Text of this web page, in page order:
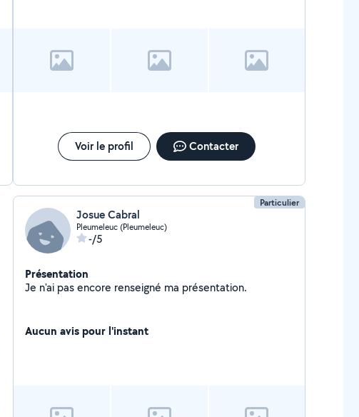
Voir le profil Contacter
Particulier
Josue Cabral
Pleumeleuc (Pleumeleuc)
-/5
Présentation
Je n'ai pas encore renseigné ma présentation.
Aucun avis pour l'instant